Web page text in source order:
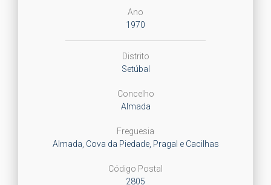
Ano
1970
Distrito
Setúbal
Concelho
Almada
Freguesia
Almada, Cova da Piedade, Pragal e Cacilhas
Código Postal
2805